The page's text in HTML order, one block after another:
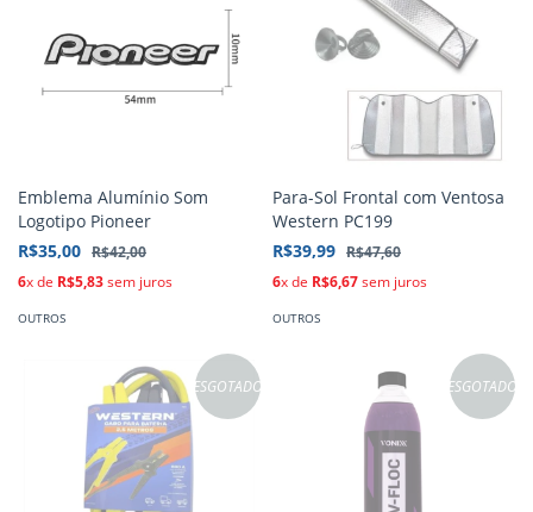
Emblema Alumínio Som
Logotipo Pioneer
R$35,00 R$42,00
6x de R$5,83sem juros
OUTROS
Para-Sol Frontal com Ventosa
Western PC199
R$39,99 R$47,60
6x de R$6,67sem juros
OUTROS
ESGOTADO ESGOTADO